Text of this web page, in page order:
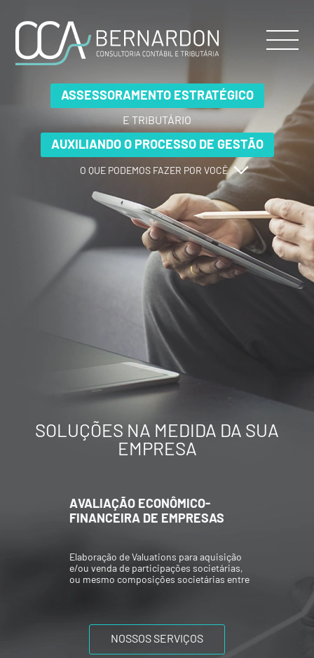
ASSESSORAMENTO ESTRATÉGICO
E TRIBUTÁRIO
AUXILIANDO O PROCESSO DE GESTÃO
O QUE PODEMOS FAZER POR VOCÊ
ASSESSORAMENTO ESTRATÉGICO
E TRIBUTÁRIO
AUXILIANDO O PROCESSO DE GESTÃO
O QUE PODEMOS FAZER POR VOCÊ
ASSESSORAMENTO ESTRATÉGICO
E TRIBUTÁRIO
AUXILIANDO O PROCESSO DE GESTÃO
O QUE PODEMOS FAZER POR VOCÊ
SOLUÇÕES NA MEDIDA DA SUA
EMPRESA
AVALIAÇÃO ECONÔMICO-
FINANCEIRA DE EMPRESAS
Elaboração de Valuations para aquisição
e/ou venda de participações societárias,
ou mesmo composições societárias entre
NOSSOS SERVIÇOS